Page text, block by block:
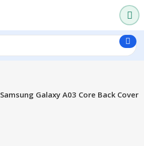
Samsung Galaxy A03 Core Back Cover